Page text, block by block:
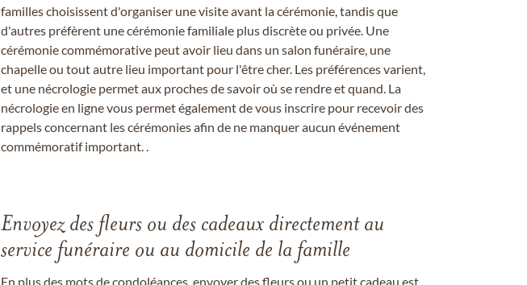
familles choisissent d'organiser une visite avant la cérémonie, tandis que
d'autres préfèrent une cérémonie familiale plus discrète ou privée. Une
cérémonie commémorative peut avoir lieu dans un salon funéraire, une
chapelle ou tout autre lieu important pour l'être cher. Les préférences varient,
et une nécrologie permet aux proches de savoir où se rendre et quand. La
nécrologie en ligne vous permet également de vous inscrire pour recevoir des
rappels concernant les cérémonies afin de ne manquer aucun événement
commémoratif important. .
Envoyez des fleurs ou des cadeaux directement au
service funéraire ou au domicile de la famille
En plus des mots de condoléances, envoyer des fleurs ou un petit cadeau est